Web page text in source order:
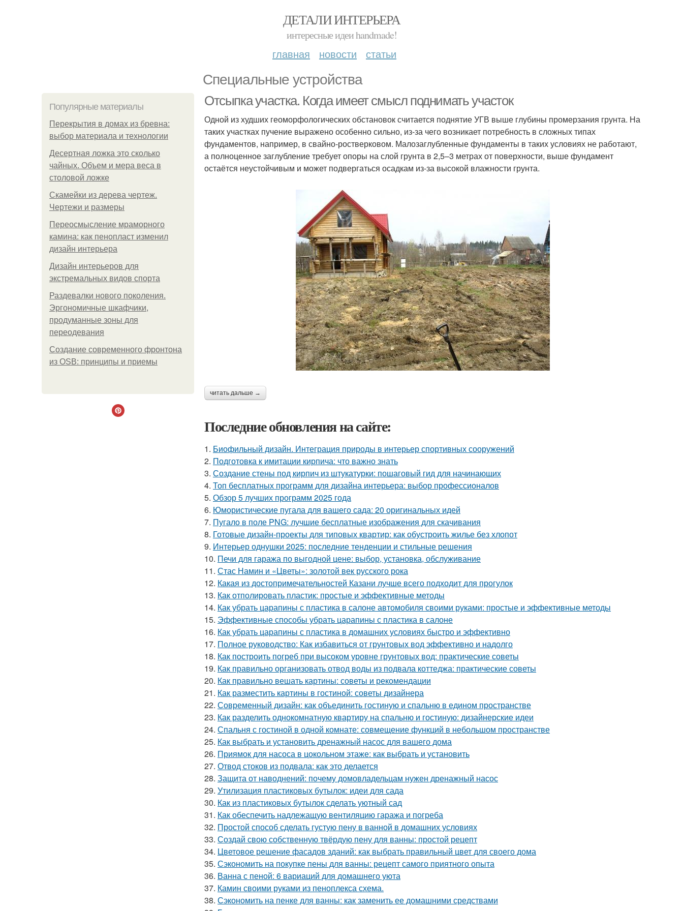
ДЕТАЛИ ИНТЕРЬЕРА
интересные идеи handmade!
главная новости статьи
Специальные устройства
Популярные материалы
Перекрытия в домах из бревна:
выбор материала и технологии
Десертная ложка это сколько
чайных. Объем и мера веса в
столовой ложке
Скамейки из дерева чертеж.
Чертежи и размеры
Переосмысление мраморного
камина: как пенопласт изменил
дизайн интерьера
Дизайн интерьеров для
экстремальных видов спорта
Раздевалки нового поколения.
Эргономичные шкафчики,
продуманные зоны для
переодевания
Создание современного фронтона
из OSB: принципы и приемы
Отсыпка участка. Когда имеет смысл поднимать участок
Одной из худших геоморфологических обстановок считается поднятие УГВ выше глубины промерзания грунта. На
таких участках пучение выражено особенно сильно, из-за чего возникает потребность в сложных типах
фундаментов, например, в свайно-ростверковом. Малозаглубленные фундаменты в таких условиях не работают,
а полноценное заглубление требует опоры на слой грунта в 2,5–3 метрах от поверхности, выше фундамент
остаётся неустойчивым и может подвергаться осадкам из-за высокой влажности грунта.
читать дальше →
Последние обновления на сайте:
1. Биофильный дизайн. Интеграция природы в интерьер спортивных сооружений
2. Подготовка к имитации кирпича: что важно знать
3. Создание стены под кирпич из штукатурки: пошаговый гид для начинающих
4. Топ бесплатных программ для дизайна интерьера: выбор профессионалов
5. Обзор 5 лучших программ 2025 года
6. Юмористические пугала для вашего сада: 20 оригинальных идей
7. Пугало в поле PNG: лучшие бесплатные изображения для скачивания
8. Готовые дизайн-проекты для типовых квартир: как обустроить жилье без хлопот
9. Интерьер однушки 2025: последние тенденции и стильные решения
10. Печи для гаража по выгодной цене: выбор, установка, обслуживание
11. Стас Намин и «Цветы»: золотой век русского рока
12. Какая из достопримечательностей Казани лучше всего подходит для прогулок
13. Как отполировать пластик: простые и эффективные методы
14. Как убрать царапины с пластика в салоне автомобиля своими руками: простые и эффективные методы
15. Эффективные способы убрать царапины с пластика в салоне
16. Как убрать царапины с пластика в домашних условиях быстро и эффективно
17. Полное руководство: Как избавиться от грунтовых вод эффективно и надолго
18. Как построить погреб при высоком уровне грунтовых вод: практические советы
19. Как правильно организовать отвод воды из подвала коттеджа: практические советы
20. Как правильно вешать картины: советы и рекомендации
21. Как разместить картины в гостиной: советы дизайнера
22. Современный дизайн: как объединить гостиную и спальню в едином пространстве
23. Как разделить однокомнатную квартиру на спальню и гостиную: дизайнерские идеи
24. Спальня с гостиной в одной комнате: совмещение функций в небольшом пространстве
25. Как выбрать и установить дренажный насос для вашего дома
26. Приямок для насоса в цокольном этаже: как выбрать и установить
27. Отвод стоков из подвала: как это делается
28. Защита от наводнений: почему домовладельцам нужен дренажный насос
29. Утилизация пластиковых бутылок: идеи для сада
30. Как из пластиковых бутылок сделать уютный сад
31. Как обеспечить надлежащую вентиляцию гаража и погреба
32. Простой способ сделать густую пену в ванной в домашних условиях
33. Создай свою собственную твёрдую пену для ванны: простой рецепт
34. Цветовое решение фасадов зданий: как выбрать правильный цвет для своего дома
35. Сэкономить на покупке пены для ванны: рецепт самого приятного опыта
36. Ванна с пеной: 6 вариаций для домашнего уюта
37. Камин своими руками из пеноплекса схема.
38. Сэкономить на пенке для ванны: как заменить ее домашними средствами